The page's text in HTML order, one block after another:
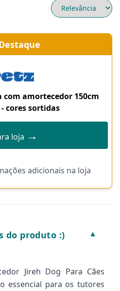
amortecedor 150cm
cores sortidas
loja →
adicionais na loja
do produto :) ▼
Jireh Dog Para Cães
essencial para os tutores